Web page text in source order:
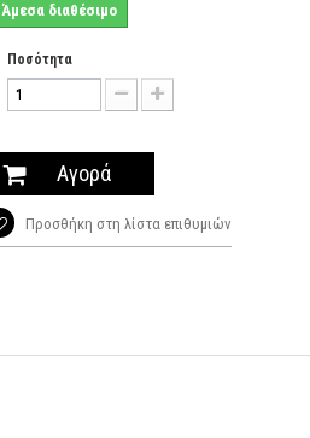
Άμεσα διαθέσιμο
Ποσότητα
Αγορά
Προσθήκη στη λίστα επιθυμιών